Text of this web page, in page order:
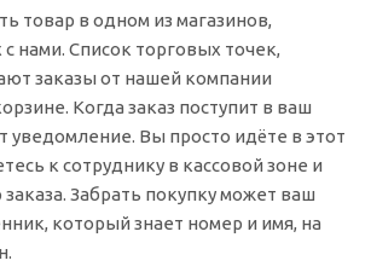
товар в одном из магазинов,
нами. Список торговых точек,
заказы от нашей компании
Когда заказ поступит в ваш
уведомление. Вы просто идёте в этот
к сотруднику в кассовой зоне и
Забрать покупку может ваш
который знает номер и имя, на